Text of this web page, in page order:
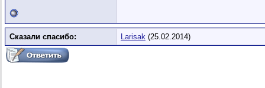
Сказали спасибо: Larisak (25.02.2014)